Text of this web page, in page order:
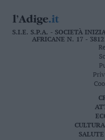
S.I.E. S.P.A. - SOCIETÀ
AFRICANE N. 17 -